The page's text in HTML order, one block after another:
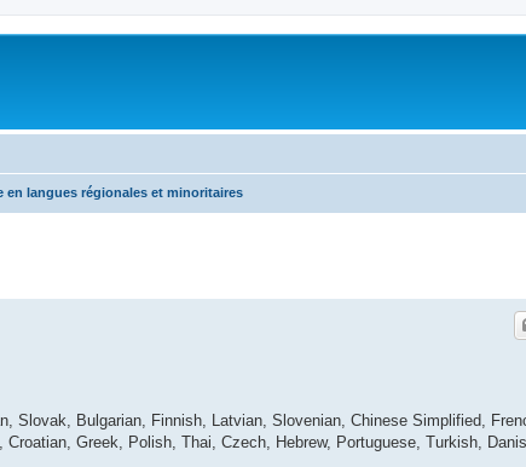
en langues régionales et minoritaires
Slovak, Bulgarian, Finnish, Latvian, Slovenian, Chinese Simplified,
Greek, Polish, Thai, Czech, Hebrew, Portuguese, Turkish,